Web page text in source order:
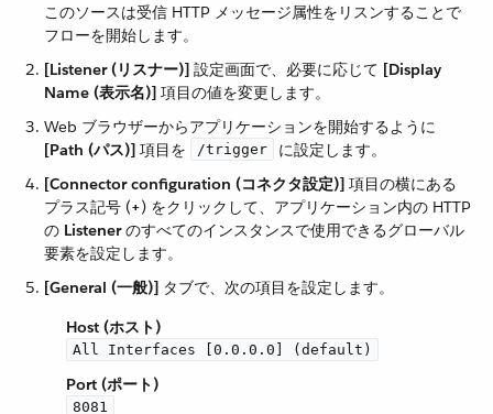
このソースは受信 HTTP メッセージ属性をリスンすることで
フローを開始します。
[Listener (リスナー)] ​ 設定画面で、必要に応じて ​ [Display
Name (表示名)] ​ 項目の値を変更します。
Web ブラウザーからアプリケーションを開始するように ​
[Path (パス)] ​ 項目を ​ /trigger
​ に設定します。
[Connector configuration (コネクタ設定)] ​ 項目の横にある
プラス記号 (​+​) をクリックして、アプリケーション内の HTTP
の ​ Listener​ のすべてのインスタンスで使用できるグローバル
要素を設定します。
[General (一般)] ​ タブで、次の項目を設定します。
Host (ホスト)
All Interfaces [0.0.0.0] (default)
Port (ポート)
8081